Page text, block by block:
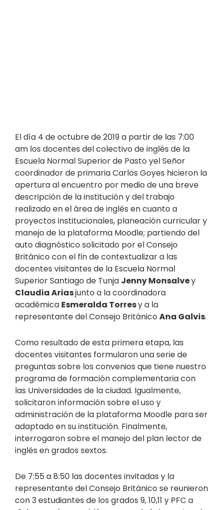
El día 4 de octubre de 2019 a partir de las 7:00
am los docentes del colectivo de inglés de la
Escuela Normal Superior de Pasto yel Señor
coordinador de primaria Carlos Goyes hicieron la
apertura al encuentro por medio de una breve
descripción de la institución y del trabajo
realizado en el área de inglés en cuanto a
proyectos institucionales, planeación curricular y
manejo de la plataforma Moodle; partiendo del
auto diagnóstico solicitado por el Consejo
Británico con el fin de contextualizar a las
docentes visitantes de la Escuela Normal
Superior Santiago de Tunja Jenny Monsalvey
Claudia Ariasjunto a la coordinadora
académica Esmeralda Torresy a la
representante del Consejo Británico Ana Galvis.
Como resultado de esta primera etapa, las
docentes visitantes formularon una serie de
preguntas sobre los convenios que tiene nuestro
programa de formación complementaria con
las Universidades de la ciudad. Igualmente,
solicitaron información sobre el uso y
administración de la plataforma Moodle para ser
adaptado en su institución. Finalmente,
interrogaron sobre el manejo del plan lector de
inglés en grados sextos.
De 7:55 a 8:50 las docentes invitadas y la
representante del Consejo Británico se reunieron
con 3 estudiantes de los grados 9, 10,11 y PFC a